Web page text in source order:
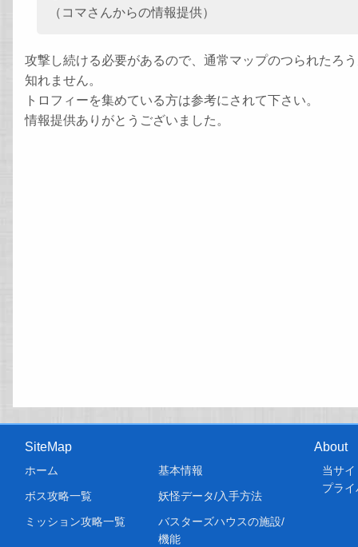
（コマさんからの情報提供）
攻撃し続ける必要があるので、通常マップのつられたろ
知れません。
トロフィーを集めている方は参考にされて下さい。
情報提供ありがとうございました。
SiteMap
ホーム
基本情報
ボス攻略一覧
妖怪データ/入手方法
ミッション攻略一覧
バスターズハウスの施設/
機能
About
当サ
プラ